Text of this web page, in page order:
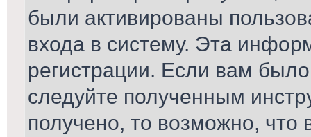
были активированы
входа в систему. Эта
регистрации. Если вам
следуйте полученным
получено, то возможно,